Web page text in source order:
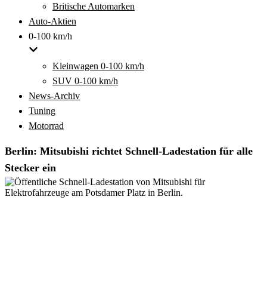
Britische Automarken
Auto-Aktien
0-100 km/h
Kleinwagen 0-100 km/h
SUV 0-100 km/h
News-Archiv
Tuning
Motorrad
Berlin: Mitsubishi richtet Schnell-Ladestation für alle
Stecker ein